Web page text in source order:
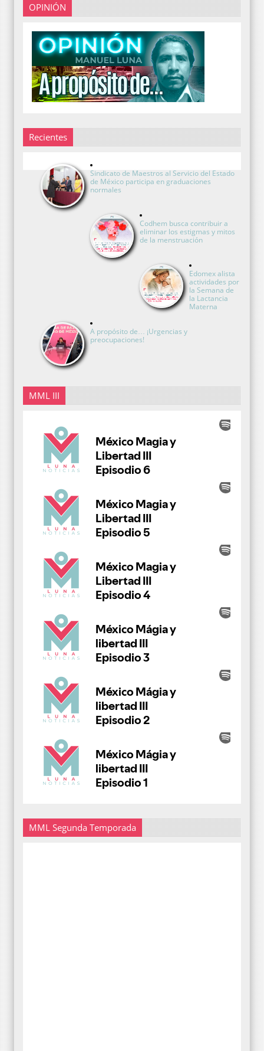
OPINIÓN
Recientes
Sindicato de Maestros al Servicio del Estado
de México participa en graduaciones
normales
Codhem busca contribuir a
eliminar los estigmas y mitos
de la menstruación
Edomex alista
actividades por
la Semana de
la Lactancia
Materna
A propósito de… ¡Urgencias y
preocupaciones!
MML III
MML Segunda Temporada